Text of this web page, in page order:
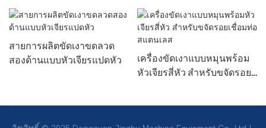
สายการผลิตขัดเงาขดลวด
สองด้านแบบหัวเจียรแปดหัว
เครื่องขัดเงาแบบหมุนพร้อม
หัวเจียรสี่หัว สำหรับขจัดรอย